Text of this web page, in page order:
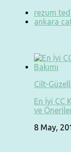
rezum
ankara
Cilt-
En İyi CC
ve
8 May,